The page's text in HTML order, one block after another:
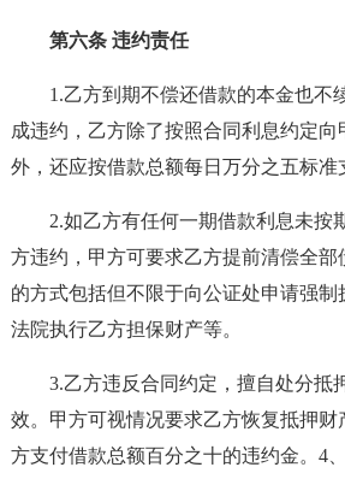
第六条 违约责任
1.乙方到期不偿还借款的本金也不
成违约，乙方除了按照合同利息约定向
外，还应按借款总额每日万分之五标准
2.如乙方有任何一期借款利息未按
方违约，甲方可要求乙方提前清偿全部
的方式包括但不限于向公证处申请强制
法院执行乙方担保财产等。
3.乙方违反合同约定，擅自处分抵
效。甲方可视情况要求乙方恢复抵押财
方支付借款总额百分之十的违约金。4